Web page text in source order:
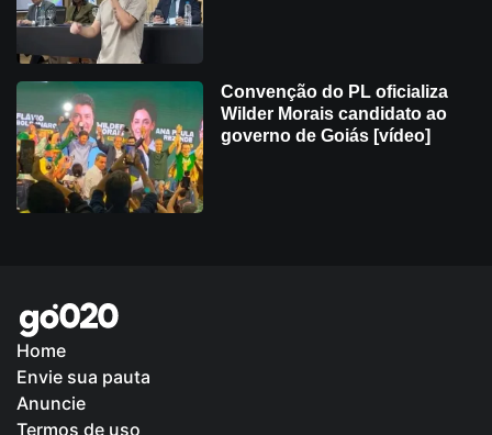
Convenção do PL oficializa
Wilder Morais candidato ao
governo de Goiás [vídeo]
Home
Envie sua pauta
Anuncie
Termos de uso